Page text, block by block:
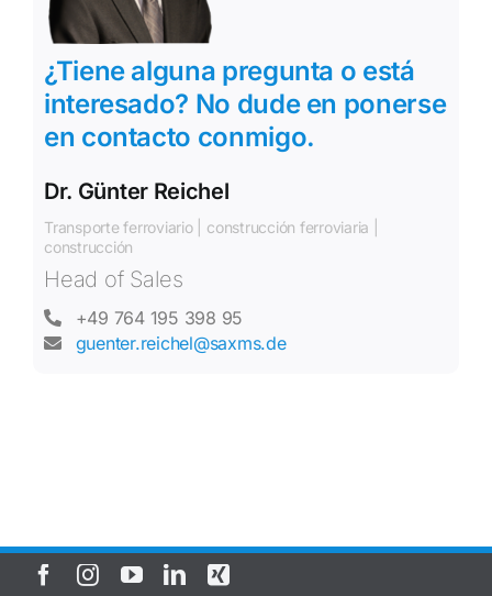
¿Tiene alguna pregunta o está
interesado? No dude en ponerse
en contacto conmigo.
Dr. Günter Reichel
Transporte ferroviario | construcción ferroviaria |
construcción
Head of Sales
+49 764 195 398 95
guenter.reichel@saxms.de